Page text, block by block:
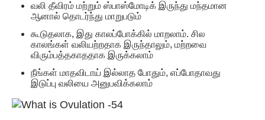
வலி தீவிரம் மற்றும் ஸ்பாஸ்மோடிக் இருந்து மந்தமான
ஆனால் தொடர்ந்து மாறுபடும்
கூடுதலாக, இது காலப்போக்கில் மாறலாம். சில
காலங்கள் வலியற்றதாக இருந்தாலும், மற்றவை
விரும்பத்தகாததாக இருக்கலாம்
நீங்கள் மாதவிடாய் இல்லாத போதும், எப்போதாவது
இடுப்பு வலியை அனுபவிக்கலாம்